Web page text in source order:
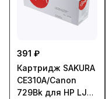
391 ₽
Картридж SAKURA
CE310A/Canon
729Bk для HP LJ